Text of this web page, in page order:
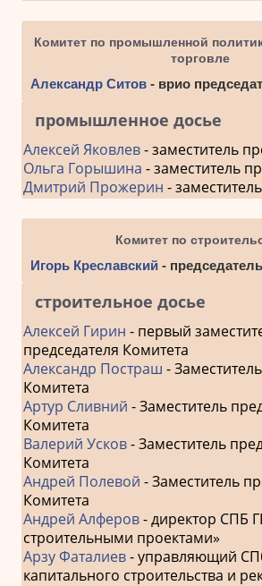
Комитет по промышленной
торговле
Александр Ситов- врио
промышленное досье
Алексей Яковлев- заместитель
Ольга Горышина - заместитель
Дмитрий Прожерин -
Комитет по
Игорь Креславский -
строительное досье
Алексей Гирин - первый
председателя Комитета
Александр Постраш -
Комитета
Артур Сливний - Заместитель
Комитета
Валерий Усков- Заместитель
Комитета
Андрей Полевой - Заместитель
Комитета
Андрей Алферов- директор СПБ
строительными проектами»
Арзу Фаталиев- управляющий
капитального строительства и